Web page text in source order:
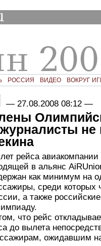
РОССИЯ ВИДЕО ВОКРУГ
— 27.08.2008 08:12 —
не
рейса
в альянс
как минимум на
среди которых
а также
что рейс
до вылета
ожидавшим